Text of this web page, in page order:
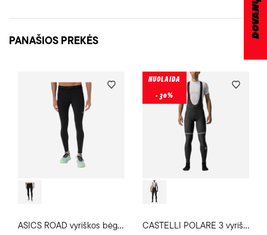
PANAŠIOS PREKĖS
A
SICS ROAD vyriškos bėgimo timpos C
ASTELLI POLARE 3 vyriškos dviratininko timpos
NUOLAIDA
- 30%